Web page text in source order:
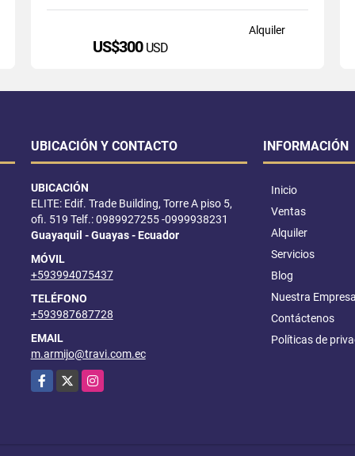
Alquiler
US$300 USD
UBICACIÓN Y CONTACTO
UBICACIÓN
ELITE: Edif. Trade Building, Torre A piso 5,
ofi. 519 Telf.: 0989927255 -0999938231
Guayaquil - Guayas - Ecuador
MÓVIL
+593994075437
TELÉFONO
+593987687728
EMAIL
m.armijo@travi.com.ec
Facebook
X Instagram
INFORMACIÓN
Inicio
Ventas
Alquiler
Servicios
Blog
Nuestra
Contáctenos
Políticas de